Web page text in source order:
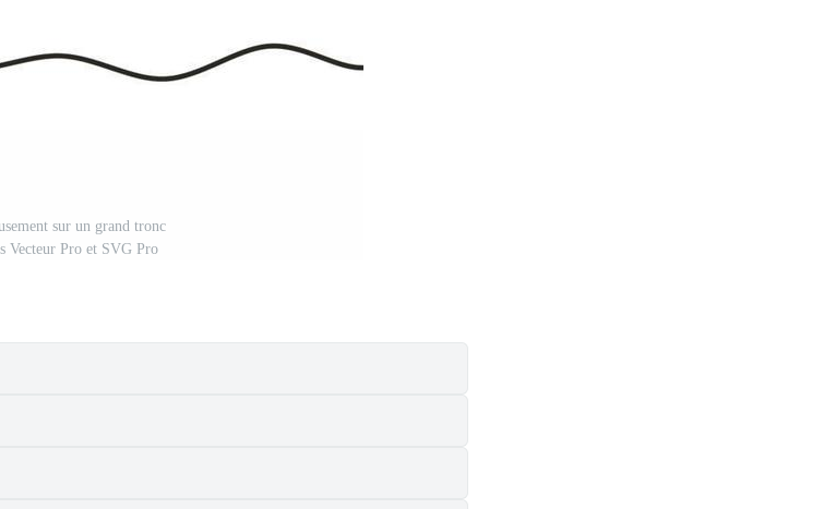
sur un grand tronc
Vecteur Pro et SVG Pro